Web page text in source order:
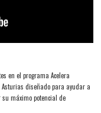
en el programa Acelera
Asturias diseñado para ayudar a
máximo potencial de